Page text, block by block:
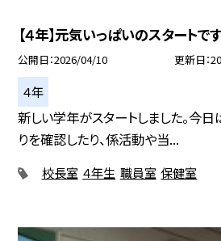
【４年】元気いっぱいのスタートです
公開日 2026/04/10 更新日
４年
新しい学年がスタートしました。今
りを確認したり、係活動や当...
校長室 ４年生 職員室 保健室